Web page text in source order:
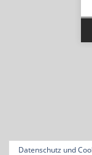
Datenschutz und